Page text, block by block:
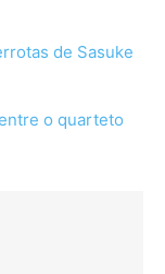
de Sasuke
o quarteto